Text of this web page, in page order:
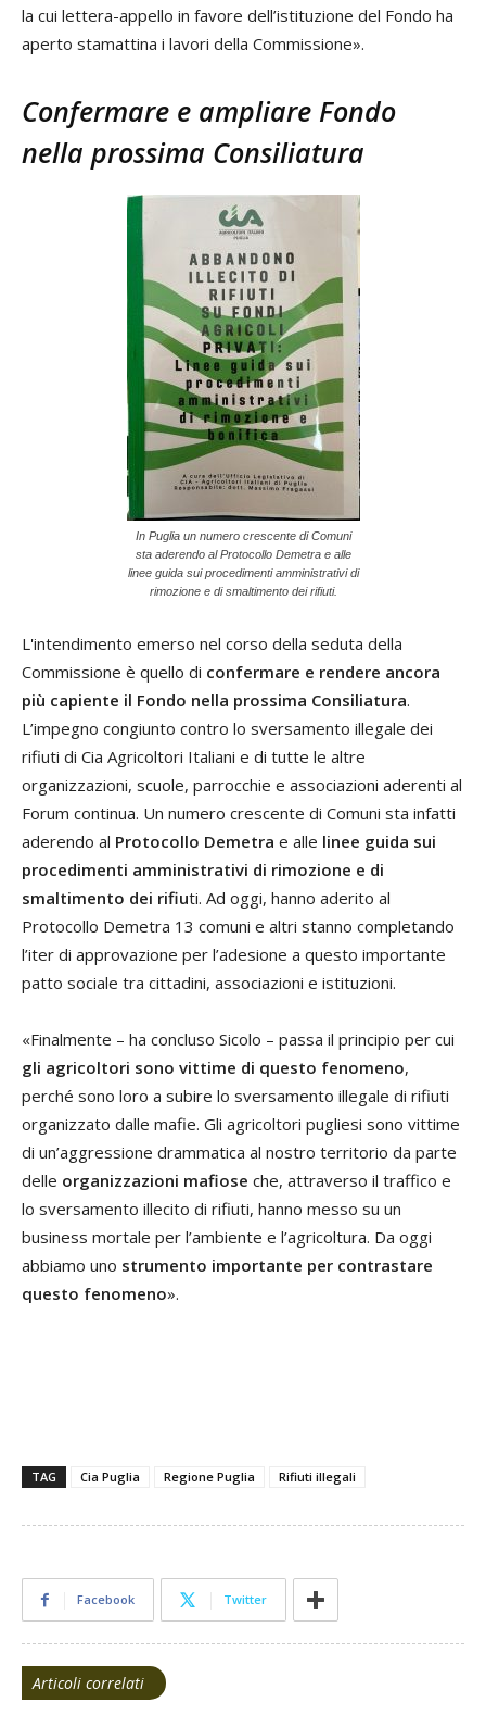
la cui lettera-appello in favore dell’istituzione del Fondo ha
aperto stamattina i lavori della Commissione».
Confermare e ampliare Fondo
nella prossima Consiliatura
In Puglia un numero crescente di Comuni
sta aderendo al Protocollo Demetra e alle
linee guida sui procedimenti amministrativi di
rimozione e di smaltimento dei rifiuti.
L'intendimento emerso nel corso della seduta della
Commissione è quello di confermare e rendere ancora
più capiente il Fondo nella prossima Consiliatura.
L’impegno congiunto contro lo sversamento illegale dei
rifiuti di Cia Agricoltori Italiani e di tutte le altre
organizzazioni, scuole, parrocchie e associazioni aderenti al
Forum continua. Un numero crescente di Comuni sta infatti
aderendo al Protocollo Demetra e alle linee guida sui
procedimenti amministrativi di rimozione e di
smaltimento dei rifiuti. Ad oggi, hanno aderito al
Protocollo Demetra 13 comuni e altri stanno completando
l’iter di approvazione per l’adesione a questo importante
patto sociale tra cittadini, associazioni e istituzioni.
«Finalmente – ha concluso Sicolo – passa il principio per cui
gli agricoltori sono vittime di questo fenomeno,
perché sono loro a subire lo sversamento illegale di rifiuti
organizzato dalle mafie. Gli agricoltori pugliesi sono vittime
di un’aggressione drammatica al nostro territorio da parte
delle organizzazioni mafiose che, attraverso il traffico e
lo sversamento illecito di rifiuti, hanno messo su un
business mortale per l’ambiente e l’agricoltura. Da oggi
abbiamo uno strumento importante per contrastare
questo fenomeno».
TAG Cia Puglia Regione Puglia Rifiuti illegali
Facebook Twitter
Articoli correlati